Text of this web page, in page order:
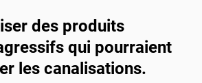
des produits
qui pourraient
les canalisations.